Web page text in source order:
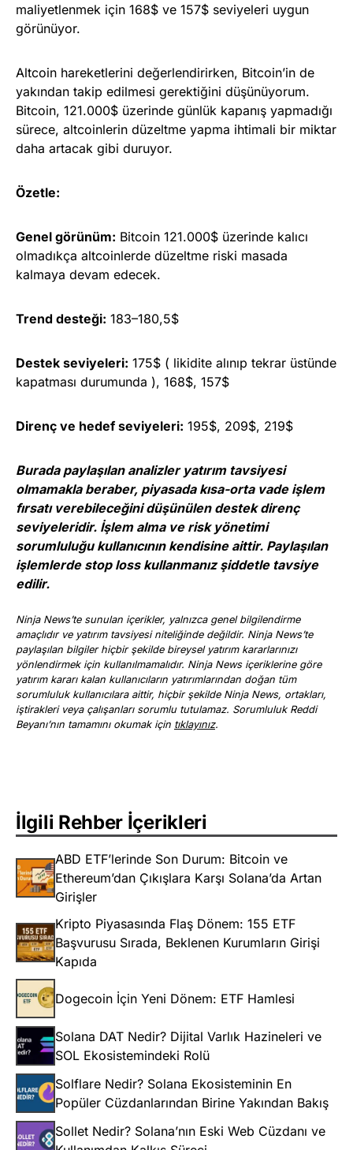
maliyetlenmek için 168$ ve 157$ seviyeleri uygun
görünüyor.
Altcoin hareketlerini değerlendirirken, Bitcoin’in de
yakından takip edilmesi gerektiğini düşünüyorum.
Bitcoin, 121.000$ üzerinde günlük kapanış yapmadığı
sürece, altcoinlerin düzeltme yapma ihtimali bir miktar
daha artacak gibi duruyor.
Özetle:
Genel görünüm: Bitcoin 121.000$ üzerinde kalıcı
olmadıkça altcoinlerde düzeltme riski masada
kalmaya devam edecek.
Trend desteği: 183–180,5$
Destek seviyeleri: 175$ ( likidite alınıp tekrar üstünde
kapatması durumunda ), 168$, 157$
Direnç ve hedef seviyeleri: 195$, 209$, 219$
Burada paylaşılan analizler yatırım tavsiyesi
olmamakla beraber, piyasada kısa-orta vade işlem
fırsatı verebileceğini düşünülen destek direnç
seviyeleridir. İşlem alma ve risk yönetimi
sorumluluğu kullanıcının kendisine aittir. Paylaşılan
işlemlerde stop loss kullanmanız şiddetle tavsiye
edilir.
Ninja News’te sunulan içerikler, yalnızca genel bilgilendirme
amaçlıdır ve yatırım tavsiyesi niteliğinde değildir. Ninja News’te
paylaşılan bilgiler hiçbir şekilde bireysel yatırım kararlarınızı
yönlendirmek için kullanılmamalıdır. Ninja News içeriklerine göre
yatırım kararı kalan kullanıcıların yatırımlarından doğan tüm
sorumluluk kullanıcılara aittir, hiçbir şekilde Ninja News, ortakları,
iştirakleri veya çalışanları sorumlu tutulamaz. Sorumluluk Reddi
Beyanı’nın tamamını okumak için tıklayınız.
İlgili Rehber İçerikleri
ABD ETF’lerinde Son Durum: Bitcoin ve
Ethereum’dan Çıkışlara Karşı Solana’da Artan
Girişler
Kripto Piyasasında Flaş Dönem: 155 ETF
Başvurusu Sırada, Beklenen Kurumların Girişi
Kapıda
Dogecoin İçin Yeni Dönem: ETF Hamlesi
Solana DAT Nedir? Dijital Varlık Hazineleri ve
SOL Ekosistemindeki Rolü
Solflare Nedir? Solana Ekosisteminin En
Popüler Cüzdanlarından Birine Yakından Bakış
Sollet Nedir? Solana’nın Eski Web Cüzdanı ve